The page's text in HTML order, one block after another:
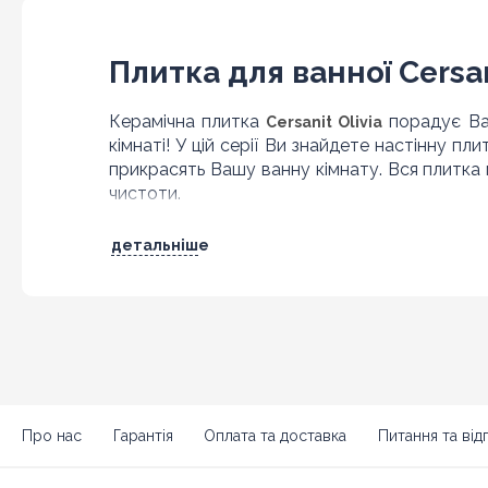
Плитка для ванної
Керамічна плитка Cersanit Olivia порадує
кімнаті! У цій серії Ви знайдете настінну
прикрасять Вашу ванну кімнату. Вся плитка
чистоти.
Колірна палітра
Харків , Чугуїв, Красноград, Ізюм,
Конотоп,
,
детальніше
Про нас Гарантія Оплата та доставка Питання та